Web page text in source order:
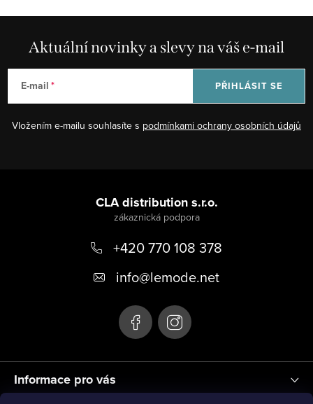
Aktuální novinky a slevy na váš e-mail
E-mail
Vložením e-mailu souhlasíte s podmínkami ochrany osobních údajů
PŘIHLÁSIT SE
Informace pro vás
CLA distribution s.r.o.
+420 770 108 378
info@lemode.net